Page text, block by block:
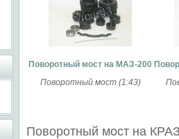
Поворотный мост на МАЗ-200
Поворотный мост (1:43)
Поворотный мост на